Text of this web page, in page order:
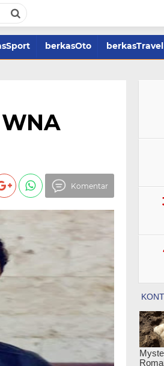
berkasOto berkasTravel
Komentar